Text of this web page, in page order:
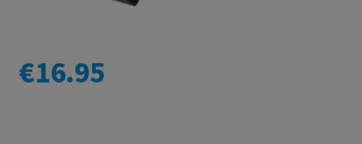
€16.95